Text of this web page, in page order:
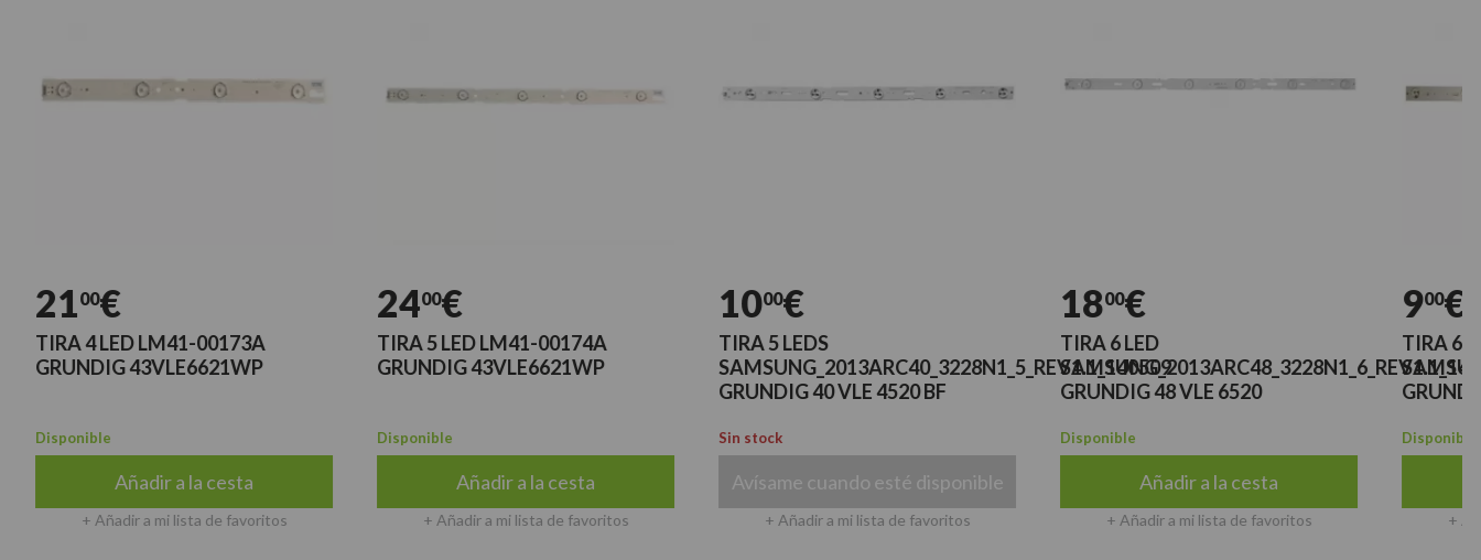
00€
4 LED LM41-00173A
43VLE6621WP
Añadir a la cesta
+ Añadir a mi lista de favoritos
00€
TIRA 5 LED LM41-00174A
GRUNDIG 43VLE6621WP
Disponible
Añadir a la cesta
+ Añadir a mi lista de favoritos
00 €
TIRA 5 LEDS
SAMSUNG_2013ARC40_3228N1_5_REV1.1_140509
GRUNDIG 40 VLE 4520 BF
Sin stock
Avísame cuando esté disponible
+ Añadir a mi lista de favoritos
00 €
TIRA 6 LED
SAMSUNG_2013ARC48_3228N1_6_REV1.1_140509
GRUNDIG 48 VLE 6520
Disponible
Añadir a la cesta
+ Añadir a mi lista de favoritos
€
TIRA 6 LEDS
GRUNDIG
Disponible
+ Añadir a